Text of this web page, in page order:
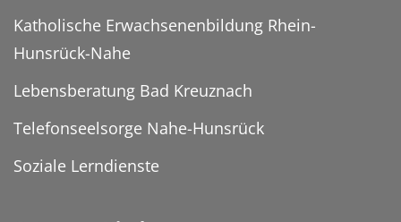
Katholische Erwachsenenbildung Rhein-
Hunsrück-Nahe
Lebensberatung Bad Kreuznach
Telefonseelsorge Nahe-Hunsrück
Soziale Lerndienste